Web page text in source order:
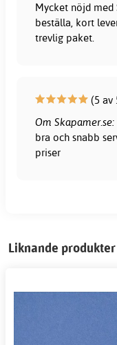
Mycket nöjd
beställa, kort
trevlig paket.
(5 av
Om Skapamer.se:
bra och snabb
priser
Liknande produkter